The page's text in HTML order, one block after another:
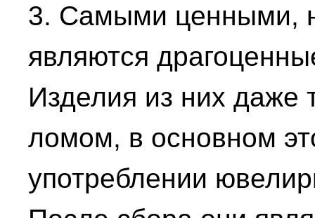
3. Самыми ценными,
являются
Изделия из них даже
ломом, в основном
употреблении